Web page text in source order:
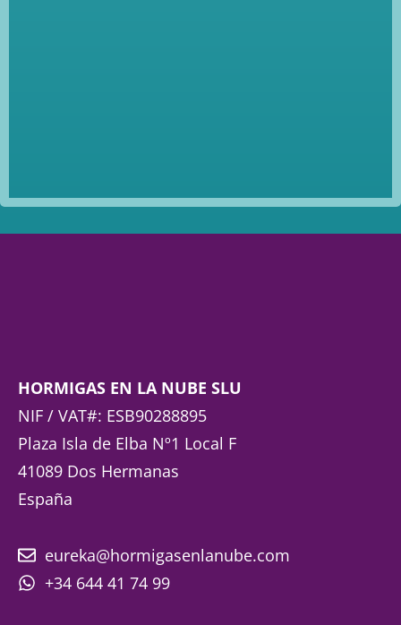
HORMIGAS EN LA NUBE SLU
NIF / VAT#: ESB90288895
Plaza Isla de Elba Nº1 Local F
41089 Dos Hermanas
España
eureka@hormigasenlanube.com
+34 644 41 74 99